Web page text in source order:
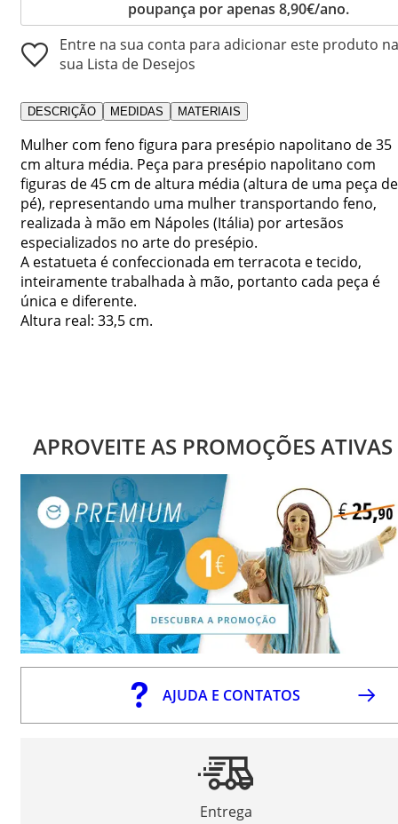
poupança por apenas 8,90€/ano.
Entre na sua conta para adicionar este produto na
sua Lista de Desejos
DESCRIÇÃO MEDIDAS MATERIAIS
Mulher com feno figura para presépio napolitano de 35
cm altura média. Peça para presépio napolitano com
figuras de 45 cm de altura média (altura de uma peça de
pé), representando uma mulher transportando feno,
realizada à mão em Nápoles (Itália) por artesãos
especializados no arte do presépio.
A estatueta é confeccionada em terracota e tecido,
inteiramente trabalhada à mão, portanto cada peça é
única e diferente.
Altura real: 33,5 cm.
APROVEITE AS PROMOÇÕES ATIVAS
AJUDA E CONTATOS
Entrega